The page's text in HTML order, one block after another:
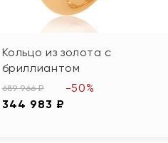
Кольцо из золота с
бриллиантом
689 966 ₽
344 983 ₽
-50%